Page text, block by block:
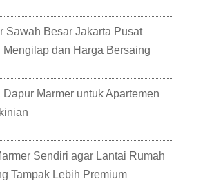
Sawah Besar Jakarta Pusat
dan Harga Bersaing
Dapur Marmer untuk Apartemen
Sendiri agar Lantai Rumah
Tampak Lebih Premium